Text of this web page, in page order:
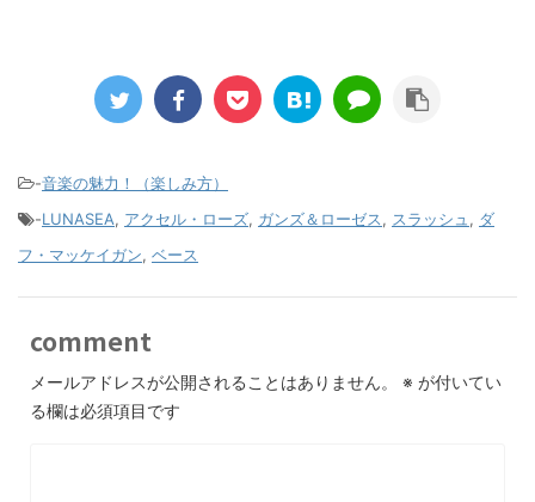
-音楽の魅力！（楽しみ方）
-LUNASEA, アクセル・ローズ, ガンズ＆ローゼス, スラッシュ , ダ
フ・マッケイガン, ベース
comment
メールアドレスが公開されることはありません。 ※ が付いてい
る欄は必須項目です